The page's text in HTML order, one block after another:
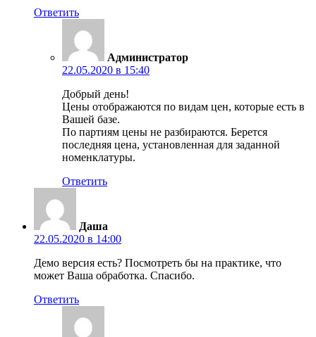
Ответить
Администратор
22.05.2020 в 15:40
Добрый день!
Цены отображаются по видам цен, которые есть в
Вашей базе.
По партиям цены не разбираются. Берется
последняя цена, установленная для заданной
номенклатуры.
Ответить
Даша
22.05.2020 в 14:00
Демо версия есть? Посмотреть бы на практике, что
может Ваша обработка. Спасибо.
Ответить